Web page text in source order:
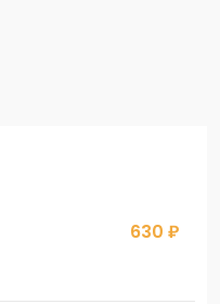
в приложении!
в приложении
630 ₽